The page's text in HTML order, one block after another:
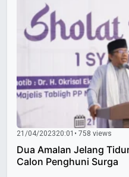
21/04/202320:01 • 758 views
Dua Amalan Jelang
Calon Penghuni Surga